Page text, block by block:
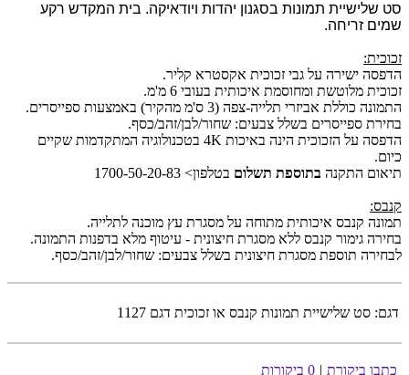
סט שלישיית תמונות בסגנון יהדות ויודאיקה. בית המקדש רקע
שמים זריחה.
זכוכית:
הדפסה ישירה על גבי זכוכית אקסטרא קליר.
זכוכית מלוטשת ומחוסמת איכותית בעובי 6 מ'מ.
התמונה כוללת אביזרי תלייה-צפה (3 ס'מ מהקיר) באמצעות ספייסרים.
בחירת ספייסרים בשלל צבעים: שחור/לבן/זהב/כסף.
הדפסה על הזכוכית הינה באיכות 4K בטכנולוגיה המתקדמות שקיים
כיום.
תיאום התקנה בתוספת תשלום בטלפון> 1700-50-20-83
קנבס:
תמונה קנבס איכותית מתוחה על מסגרת עץ מוכנה לתלייה.
בחירה גימור קנבס ללא מסגרת חיצונית - עיטוף מלא בדפנות התמונה.
לבחירה תוספת מסגרת חיצונית בשלל צבעים: שחור/לבן/זהב/כסף.
דגם: סט שלישיית תמונות קנבס או זכוכית דגם 1127
כתבו ביקורת | 0 ביקורות